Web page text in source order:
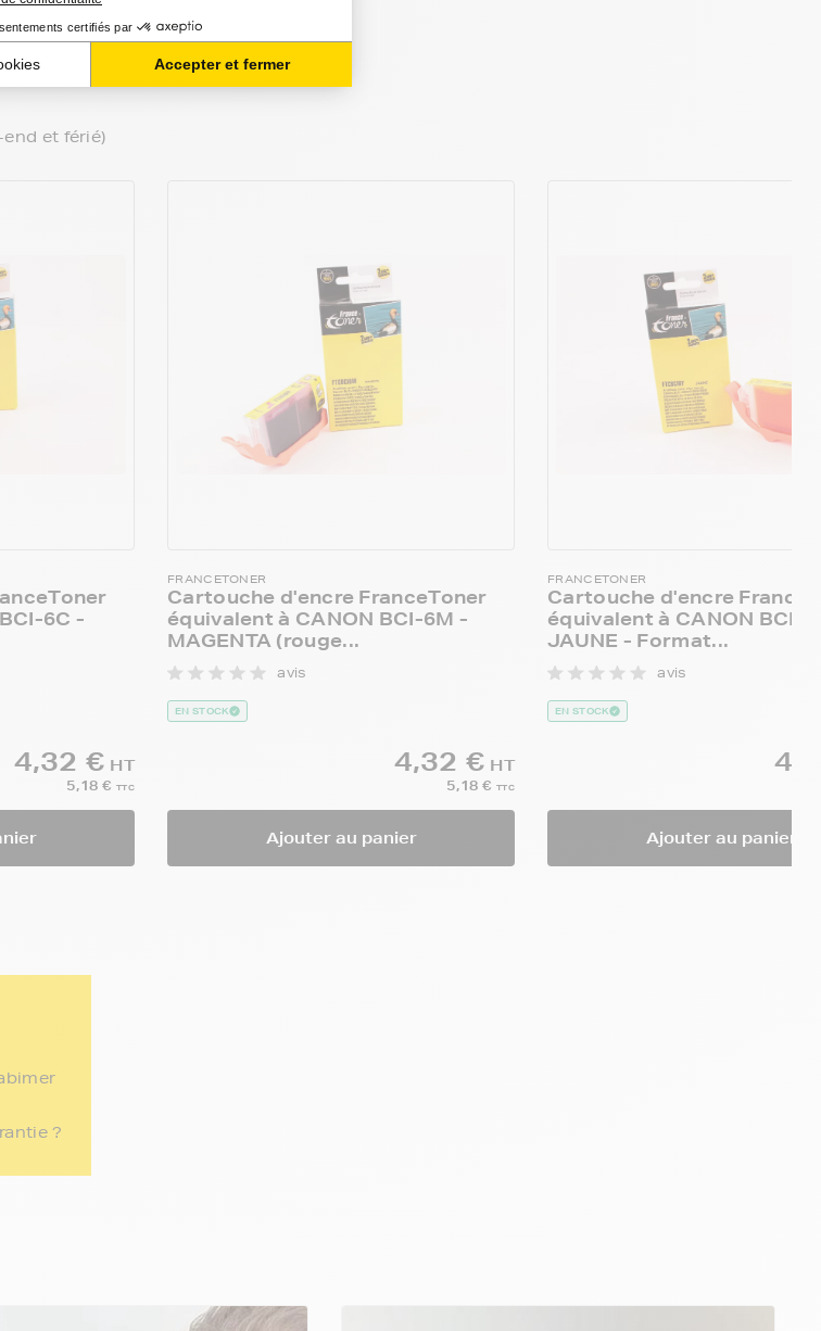
et férié)
6C -
4,32 € HT
5,18 € TTC
FRANCETONER
Cartouche d'encre FranceToner
équivalent à CANON BCI-6M -
MAGENTA (rouge...
avis
EN STOCK
4,32 € HT
5,18 € TTC
Ajouter au panier
FRANCETONER
Cartouche d'encre
équivalent à CANON BCI-
JAUNE - Format...
avis
EN STOCK
Ajouter au panier
?